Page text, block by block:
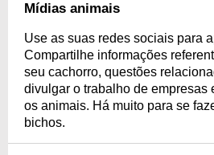
Mídias animais
Use as suas redes sociais para
Compartilhe informações
seu cachorro, questões
divulgar o trabalho de empresas
os animais. Há muito para se
bichos.